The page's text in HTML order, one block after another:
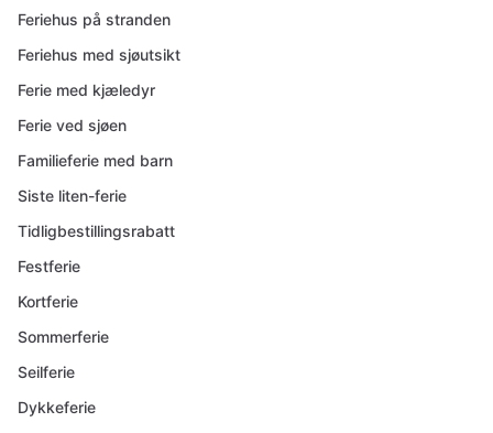
Feriehus på stranden
Feriehus med sjøutsikt
Ferie med kjæledyr
Ferie ved sjøen
Familieferie med barn
Siste liten-ferie
Tidligbestillingsrabatt
Festferie
Kortferie
Sommerferie
Seilferie
Dykkeferie